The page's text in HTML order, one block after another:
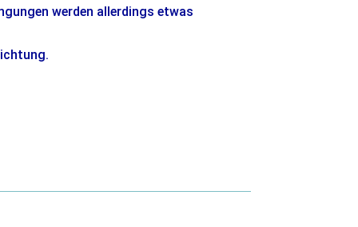
werden allerdings etwas